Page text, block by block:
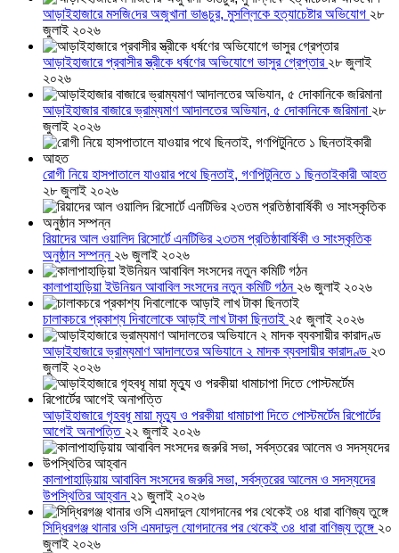
আড়াইহাজারে মস‌জি‌দের অজুখানা ভাঙচুর, মুসল্লিকে হত্যাচেষ্টার অভিযোগ ২৮
জুলাই ২০২৬
আড়াইহাজারে প্রবাসীর স্ত্রীকে ধর্ষণের অভিযোগে ভাসুর গ্রেপ্তার ২৮ জুলাই
২০২৬
আড়াইহাজার বাজারে ভ্রাম্যমাণ আদালতের অভিযান, ৫ দোকানিকে জরিমানা ২৮
জুলাই ২০২৬
রোগী নিয়ে হাসপাতালে যাওয়ার পথে ছিনতাই, গণপিটুনিতে ১ ছিনতাইকারী আহত
২৮ জুলাই ২০২৬
রিয়াদের আল ওয়ালিদ রিসোর্টে এনটিভির ২৩তম প্রতিষ্ঠাবার্ষিকী ও সাংস্কৃতিক
অনুষ্ঠান সম্পন্ন ২৬ জুলাই ২০২৬
কালাপাহাড়িয়া ইউনিয়ন আবাবিল সংসদের নতুন কমিটি গঠন ২৬ জুলাই ২০২৬
চালাকচরে প্রকাশ্য দিবালোকে আড়াই লাখ টাকা ছিনতাই ২৫ জুলাই ২০২৬
আড়াইহাজারে ভ্রাম্যমাণ আদালতের অভিযানে ২ মাদক ব্যবসায়ীর কারাদণ্ড ২৩
জুলাই ২০২৬
আড়াইহাজারে গৃহবধূ মায়া মৃত্যু ও পরকীয়া ধামাচাপা দিতে পোস্টমর্টেম রিপোর্টের
আগেই অনাপত্তি ২২ জুলাই ২০২৬
কালাপাহাড়িয়ায় আবাবিল সংসদের জরুরি সভা, সর্বস্তরের আলেম ও সদস্যদের
উপস্থিতির আহ্বান ২১ জুলাই ২০২৬
সিদ্ধিরগঞ্জ থানার ওসি এমদাদুল যোগদানের পর থেকেই ৩৪ ধারা বাণিজ্য তুঙ্গে ২০
জুলাই ২০২৬